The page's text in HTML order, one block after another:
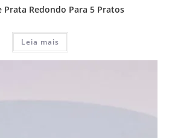
Prata Redondo Para 5 Pratos
Leia mais